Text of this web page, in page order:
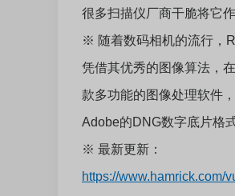
很多扫描仪厂商干脆将它
※ 随着数码相机的流行，
凭借其优秀的图像算法，
款多功能的图像处理软件
Adobe的DNG数字底片格
※ 最新更新：
https://www.hamrick.com/